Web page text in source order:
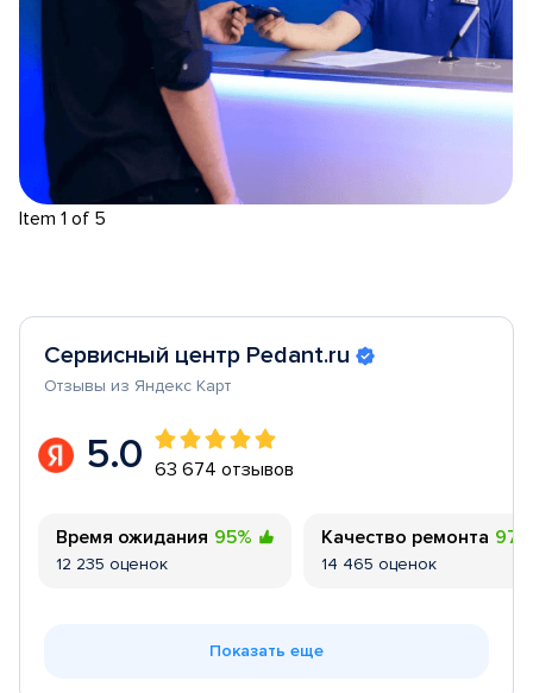
Item 1 of 5
Сервисный центр Pedant.ru
Отзывы из Яндекс Карт
5.0 63 674 отзывов
Время ожидания 95%
12 235 оценок
Качество ремонта 97%
14 465 оценок
Показать еще